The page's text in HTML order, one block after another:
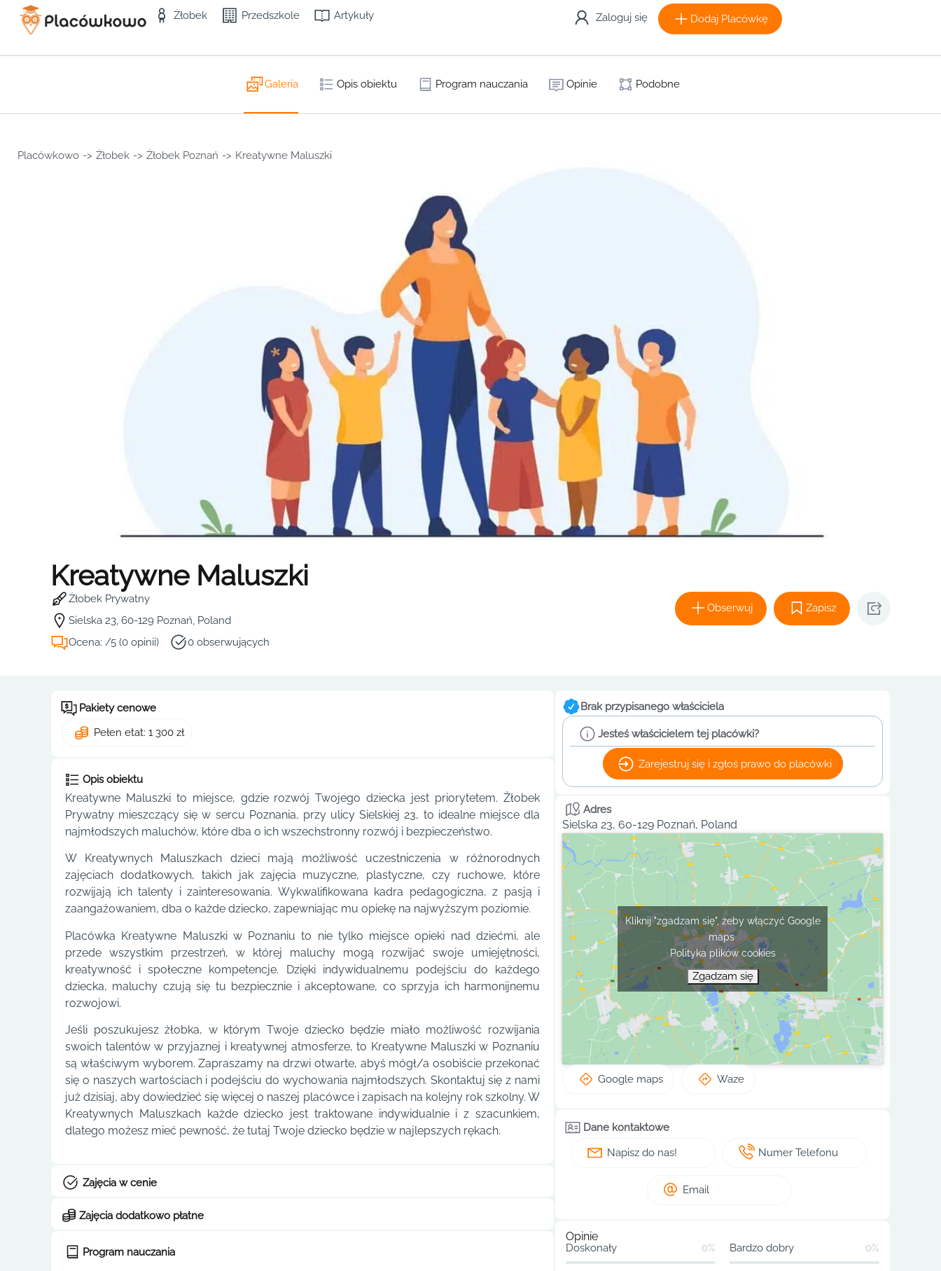
Żłobek Przedszkole Artykuły Zaloguj się Dodaj Placówkę
Galeria Opis obiektu Program nauczania Opinie Podobne
Placówkowo -> Żłobek -> Żłobek Poznań -> Kreatywne Maluszki
Kreatywne Maluszki
Żłobek Prywatny
Sielska 23, 60-129 Poznań, Poland
Ocena: /5 (0 opinii)
0 obserwujących
Obserwuj Zapisz
Pakiety cenowe
Pełen etat: 1 300 zł
Opis obiektu
Kreatywne Maluszki to miejsce, gdzie rozwój Twojego dziecka jest priorytetem. Żłobek
Prywatny mieszczący się w sercu Poznania, przy ulicy Sielskiej 23, to idealne miejsce dla
najmłodszych maluchów, które dba o ich wszechstronny rozwój i bezpieczeństwo.
W Kreatywnych Maluszkach dzieci mają możliwość uczestniczenia w różnorodnych
zajęciach dodatkowych, takich jak zajęcia muzyczne, plastyczne, czy ruchowe, które
rozwijają ich talenty i zainteresowania. Wykwalifikowana kadra pedagogiczna, z pasją i
zaangażowaniem, dba o każde dziecko, zapewniając mu opiekę na najwyższym poziomie.
Placówka Kreatywne Maluszki w Poznaniu to nie tylko miejsce opieki nad dziećmi, ale
przede wszystkim przestrzeń, w której maluchy mogą rozwijać swoje umiejętności,
kreatywność i społeczne kompetencje. Dzięki indywidualnemu podejściu do każdego
dziecka, maluchy czują się tu bezpiecznie i akceptowane, co sprzyja ich harmonijnemu
rozwojowi.
Jeśli poszukujesz żłobka, w którym Twoje dziecko będzie miało możliwość rozwijania
swoich talentów w przyjaznej i kreatywnej atmosferze, to Kreatywne Maluszki w Poznaniu
są właściwym wyborem. Zapraszamy na drzwi otwarte, abyś mógł/a osobiście przekonać
się o naszych wartościach i podejściu do wychowania najmłodszych. Skontaktuj się z nami
już dzisiaj, aby dowiedzieć się więcej o naszej placówce i zapisach na kolejny rok szkolny. W
Kreatywnych Maluszkach każde dziecko jest traktowane indywidualnie i z szacunkiem,
dlatego możesz mieć pewność, że tutaj Twoje dziecko będzie w najlepszych rękach.
Zajęcia w cenie
Zajęcia dodatkowo płatne
Program nauczania
Brak przypisanego właściciela
Jesteś właścicielem tej placówki?
Zarejestruj się i zgłoś prawo do placówki
Adres
Sielska 23, 60-129 Poznań, Poland
Kliknij "zgadzam się", żeby włączyć Google
maps
Polityka plików cookies
Zgadzam się
Google maps Waze
Dane kontaktowe
Napisz do nas!
Numer Telefonu
Email
Opinie
Doskonały 0% Bardzo dobry 0%